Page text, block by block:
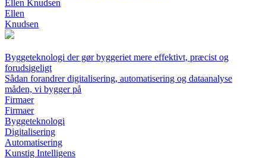
Ellen Knudsen
Ellen
Knudsen
Byggeteknologi der gør byggeriet mere effektivt, præcist og
forudsigeligt
Sådan forandrer digitalisering, automatisering og dataanalyse
måden, vi bygger på
Firmaer
Firmaer
Byggeteknologi
Digitalisering
Automatisering
Kunstig Intelligens